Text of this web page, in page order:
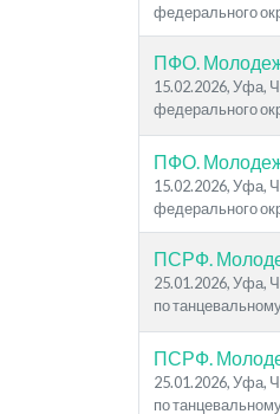
федерального
ПФО.
15.02.2026, Уфа,
федерального
ПФО.
15.02.2026, Уфа,
федерального
ПСРФ.
25.01.2026, Уфа,
по
ПСРФ.
25.01.2026, Уфа,
по